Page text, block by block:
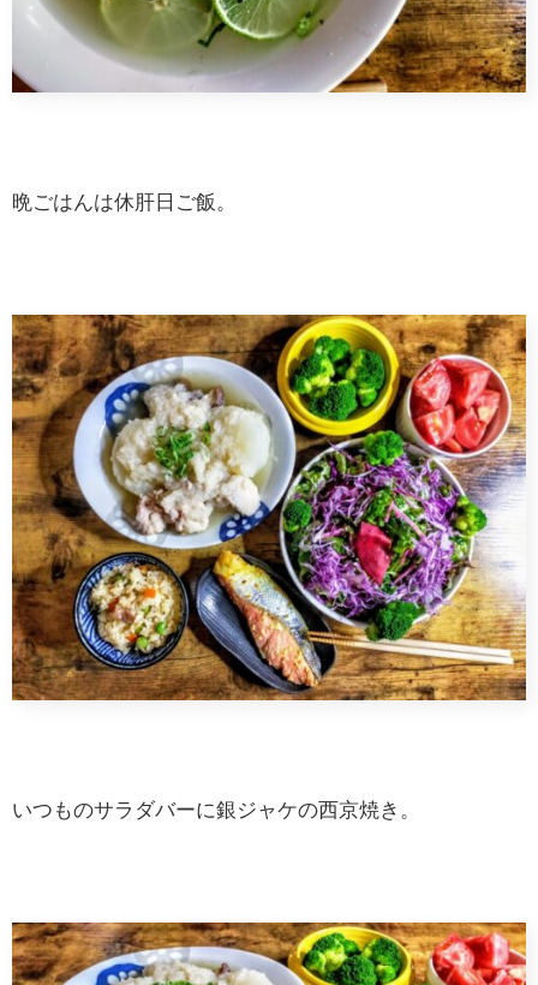
晩ごはんは休肝日ご飯。
いつものサラダバーに銀ジャケの西京焼き。